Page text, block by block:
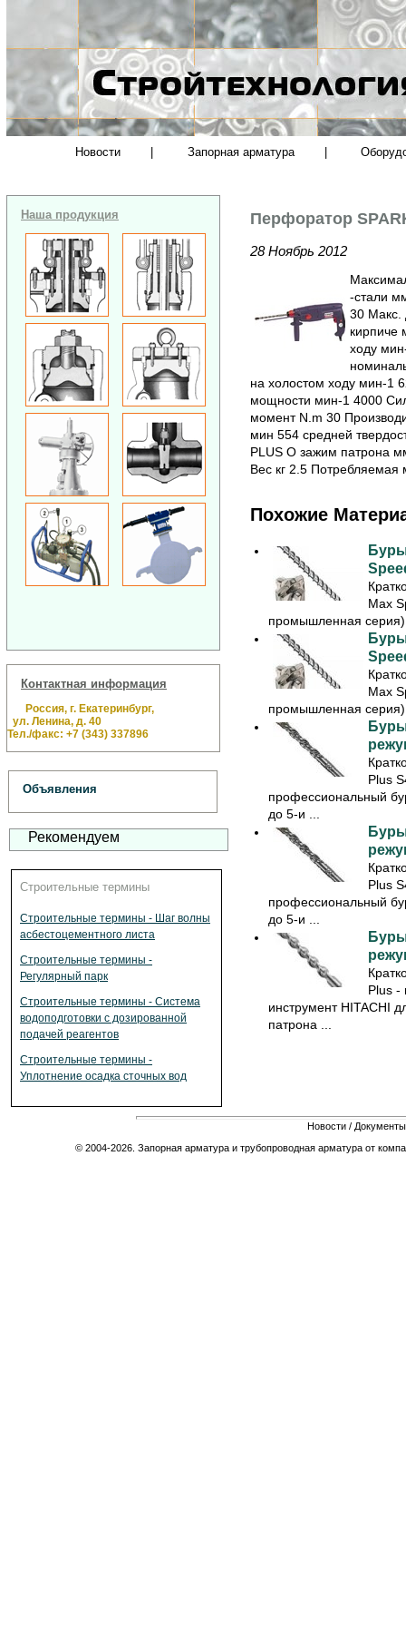
Новости Запорная арматура
Наша продукция
Контактная информация
Россия, г. Екатеринбург,
ул. Ленина, д. 40
Тел./факс: +7 (343) 337896
Объявления
Рекомендуем
Строительные термины
Строительные термины - Шаг волны
асбестоцементного листа
Строительные термины -
Регулярный парк
Строительные термины - Система
водоподготовки с дозированной
подачей реагентов
Строительные термины -
Уплотнение осадка сточных вод
Перфоратор
28 Ноябрь 2012
-стали
30 Макс.
кирпиче
ходу
на холостом ходу мин-1
мощности мин-1 4000
момент N.m 30
мин 554 средней
PLUS O зажим патрона
Вес кг 2.5 Потребляемая
Похожие
Max
промышленная
Max
промышленная
Plus
профессиональный
до 5-и ...
Plus
профессиональный
до 5-и ...
Plus -
инструмент HITACHI
патрона ...
Новости / Документы
© 2004-2026. Запорная арматура и трубопроводная арматура от